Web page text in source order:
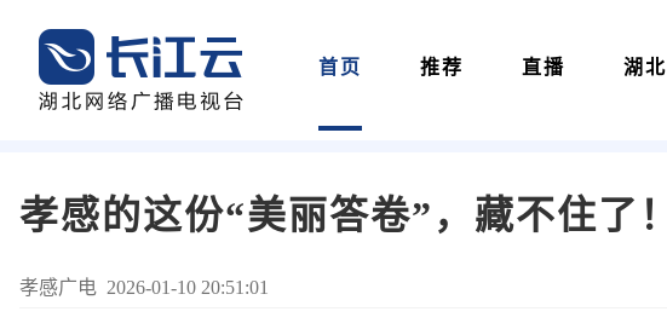
首页 推荐 直播 湖北
孝感的这份“美丽答卷”，藏不住了！
孝感广电 2026-01-10 20:51:01